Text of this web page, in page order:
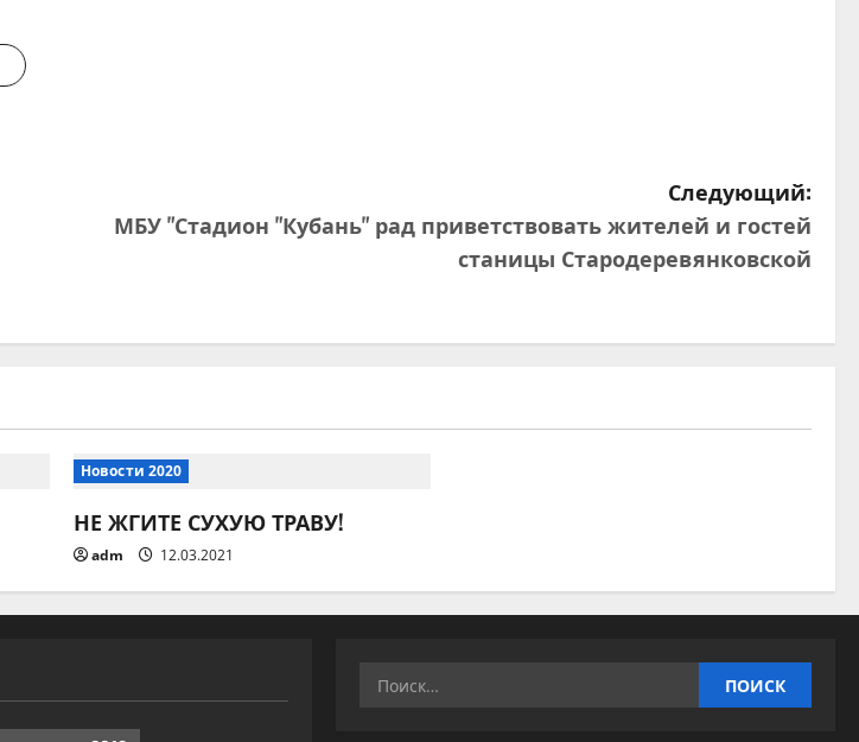
Следующий:
МБУ "Стадион "Кубань" рад приветствовать жителей и гостей
станицы Стародеревянковской
Новости 2020
НЕ ЖГИТЕ СУХУЮ ТРАВУ!
adm 12.03.2021
Найти: